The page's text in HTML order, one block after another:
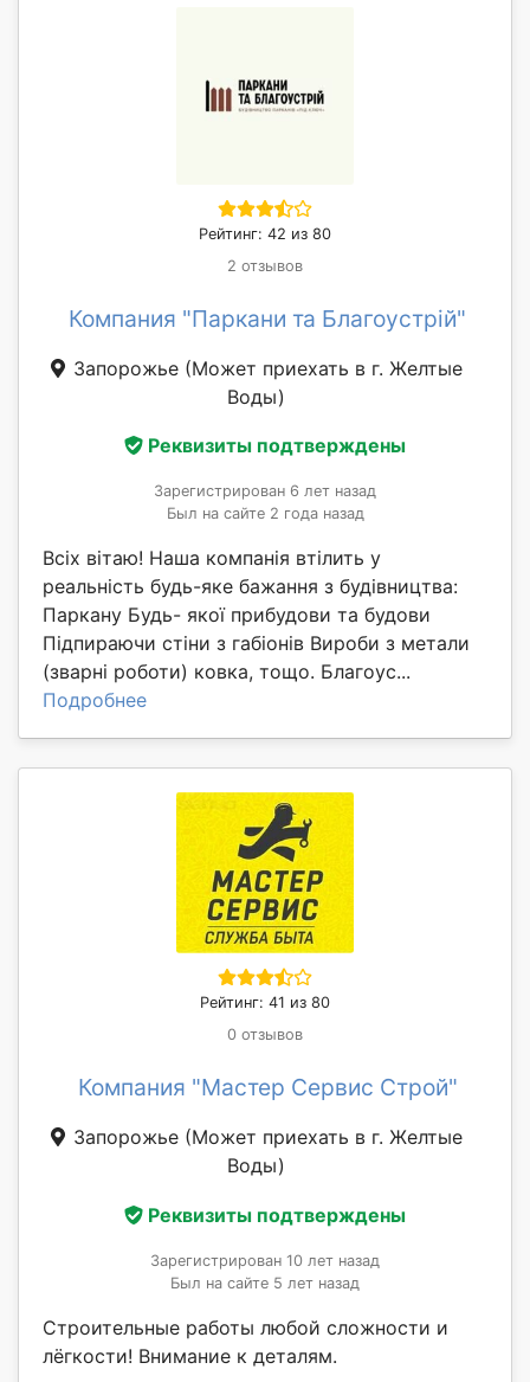
Рейтинг: 42 из 80
2 отзывов
Компания "Паркани та Благоустрій"
Запорожье (Может приехать в г. Желтые
Воды)
Реквизиты подтверждены
Зарегистрирован 6 лет назад
Был на сайте 2 года назад
Всіх вітаю! Наша компанія втілить у
реальність будь-яке бажання з будівництва:
Паркану Будь- якої прибудови та будови
Підпираючи стіни з габіонів Вироби з метали
(зварні роботи) ковка, тощо. Благоус...
Подробнее
Рейтинг: 41 из 80
0 отзывов
Компания "Мастер Сервис Строй"
Запорожье (Может приехать в г. Желтые
Воды)
Реквизиты подтверждены
Зарегистрирован 10 лет назад
Был на сайте 5 лет назад
Строительные работы любой сложности и
лёгкости! Внимание к деталям.